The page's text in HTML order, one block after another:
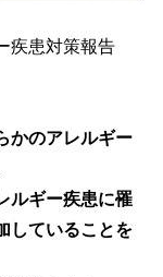
疾患対策報告
かのアレルギー
ルギー疾患に罹
していることを